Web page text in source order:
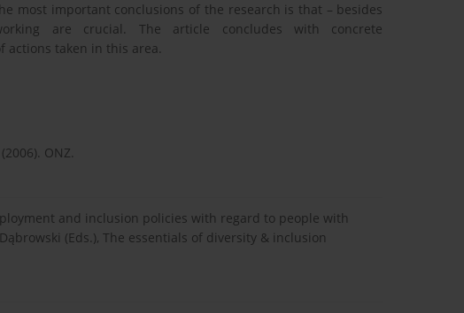
most important conclusions of the research is that – besides
are crucial. The article concludes with concrete
actions taken in this area.
ONZ.
and inclusion policies with regard to people with
(Eds.), The essentials of diversity & inclusion